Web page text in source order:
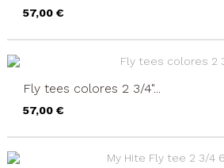
Precio
57,00 €
Fly tees colores 2 3/4"...
Precio
57,00 €